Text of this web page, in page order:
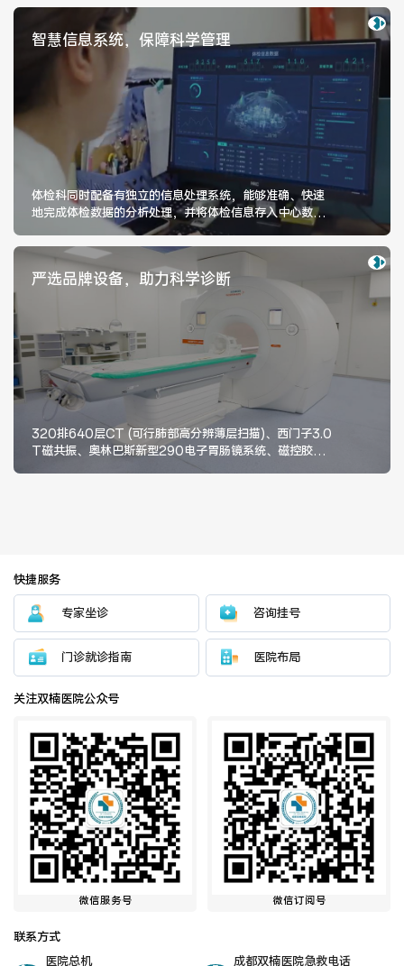
科研介绍 科研动态
通知公告
医联体介绍 新闻动态
成员单位
招聘职位
智慧信息系统，保障科学管理
体检科同时配备有独立的信息处理系统，能够准确、快速
地完成体检数据的分析处理，并将体检信息存入中心数据
库，让您的每一次体检数据都将被完整记录，形成专属健
康档案。我们通过数据分析，动态追踪您的健康趋势，让
健康管理更科学、更精准。
严选品牌设备，助力科学诊断
320排640层CT (可行肺部高分辨薄层扫描)、西门子3.0
T磁共振、奥林巴斯新型290电子胃肠镜系统、磁控胶囊
快捷服务
专家坐诊 咨询挂号
门诊就诊指南 医院布局
关注双楠医院公众号
微信服务号 微信订阅号
联系方式
医院总机
成都双楠医院急救电话